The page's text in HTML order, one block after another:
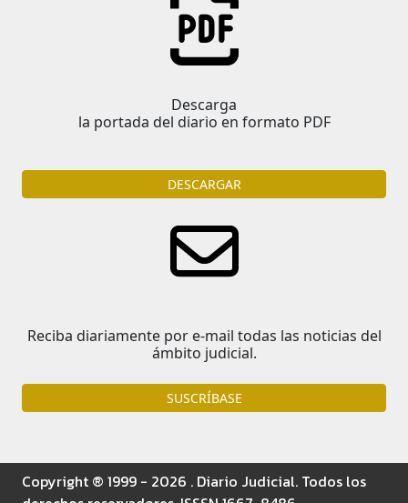
Descarga
la portada del diario en formato PDF
DESCARGAR
Reciba diariamente por e-mail todas las noticias del
ámbito judicial.
SUSCRÍBASE
Copyright ® 1999 - 2026 . Diario Judicial. Todos los